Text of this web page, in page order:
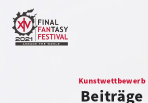
Kunstwettbewerb
Beiträge